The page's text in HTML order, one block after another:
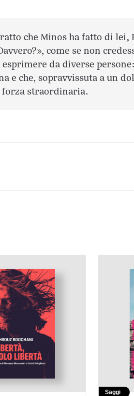
che Minos ha fatto di lei,
come se non
da diverse
e che, sopravvissuta a un
straordinaria.
Saggi